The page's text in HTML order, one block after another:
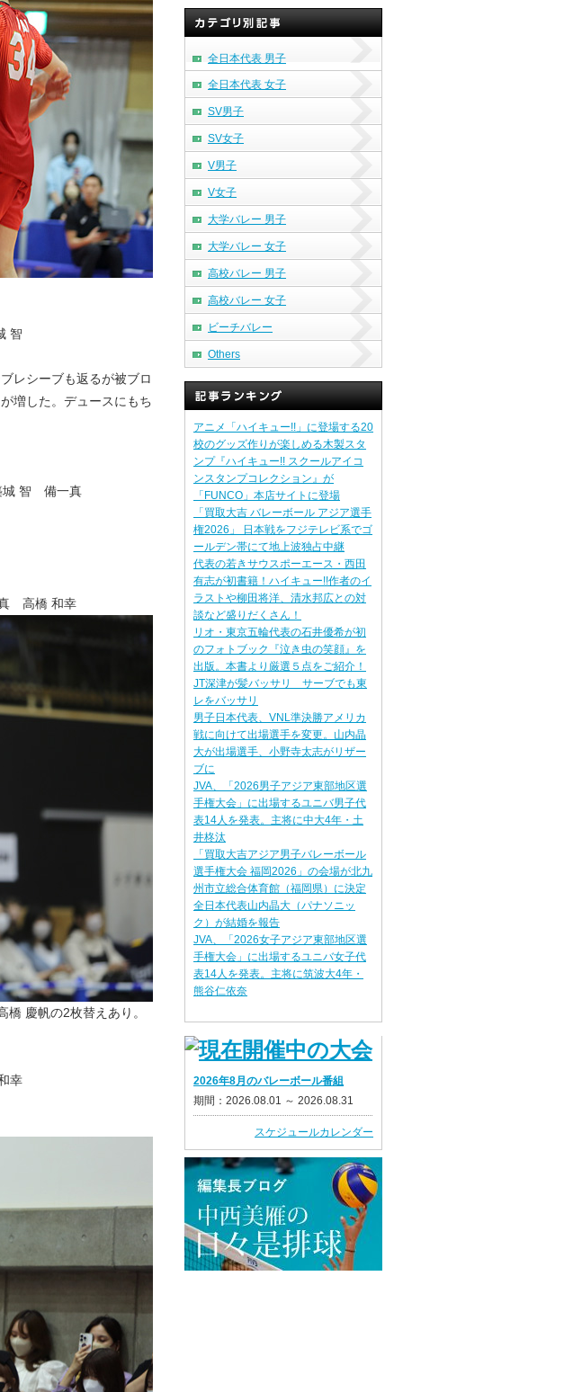
智
レシーブも返るが被ブロ
増した。デュースにもち
城 智 備一真
高橋 和幸
慶帆の2枚替えあり。
幸
全日本代表 男子
全日本代表 女子
SV男子
SV女子
V男子
V女子
大学バレー 男子
大学バレー 女子
高校バレー 男子
高校バレー 女子
ビーチバレー
Others
アニメ「ハイキュー!!」に登場する20
校のグッズ作りが楽しめる木製スタ
ンプ『ハイキュー!! スクールアイコ
ンスタンプコレクション』が
「FUNCO」本店サイトに登場
「買取大吉 バレーボール アジア選手
権2026」 日本戦をフジテレビ系でゴ
ールデン帯にて地上波独占中継
代表の若きサウスポーエース・西田
有志が初書籍！ハイキュー!!作者のイ
ラストや柳田将洋、清水邦広との対
談など盛りだくさん！
リオ・東京五輪代表の石井優希が初
のフォトブック『泣き虫の笑顔』を
出版。本書より厳選５点をご紹介！
JT深津が髪バッサリ サーブでも東
レをバッサリ
男子日本代表、VNL準決勝アメリカ
戦に向けて出場選手を変更。山内晶
大が出場選手、小野寺太志がリザー
ブに
JVA、「2026男子アジア東部地区選
手権大会」に出場するユニバ男子代
表14人を発表。主将に中大4年・土
井柊汰
「買取大吉アジア男子バレーボール
選手権大会 福岡2026」の会場が北九
州市立総合体育館（福岡県）に決定
全日本代表山内晶大（パナソニッ
ク）が結婚を報告
JVA、「2026女子アジア東部地区選
手権大会」に出場するユニバ女子代
表14人を発表。主将に筑波大4年・
熊谷仁依奈
2026年8月のバレーボール番組
期間：2026.08.01 ～ 2026.08.31
スケジュールカレンダー